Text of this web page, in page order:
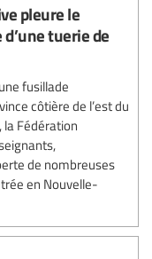
pleure le
tuerie de
fusillade
côtière de l’est du
la Fédération
de nombreuses
en Nouvelle-